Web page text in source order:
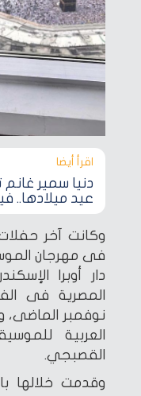
اقرأ أيضا‎
دنيا سمير
عيد ميلادها..
وكانت آخر
دار أوبرا
نوفمبر الماضى،
العربية
القصبجي.
وقدمت خلالها